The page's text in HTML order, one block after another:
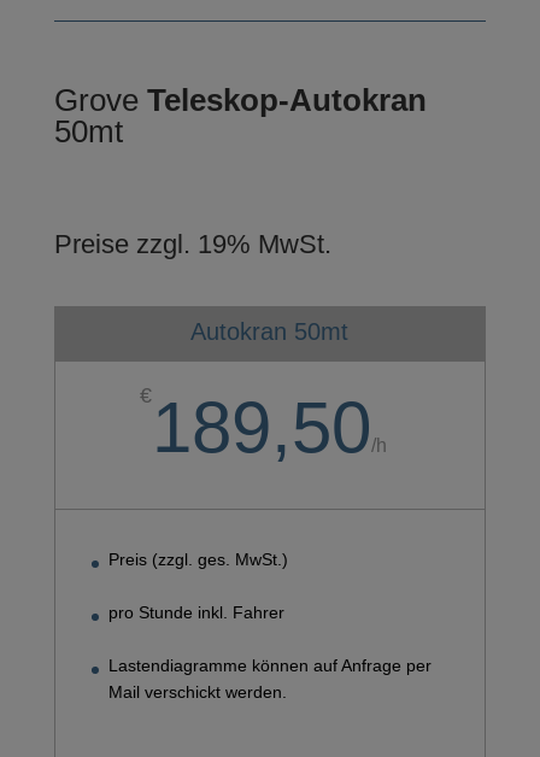
Grove Teleskop-Autokran
50mt
Preise zzgl. 19% MwSt.
Autokran 50mt
€ 189,50/h
Preis (zzgl. ges. MwSt.)
pro Stunde inkl. Fahrer
Lastendiagramme können auf Anfrage per
Mail verschickt werden.